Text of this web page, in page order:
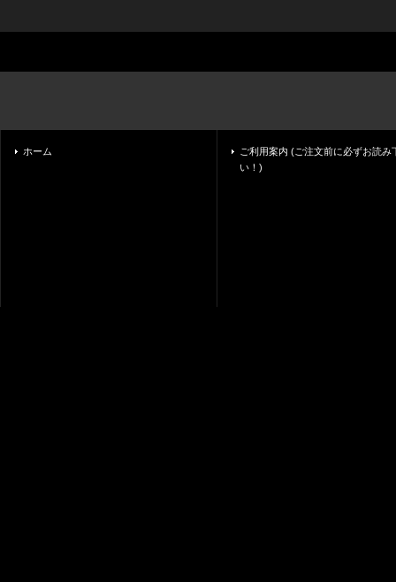
ホーム
ご利用案内 (ご注文前に必ずお読み
い！)